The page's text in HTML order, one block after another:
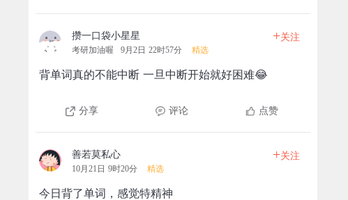
攒一口袋小星星
考研加油喔 9月2日 22时57分 精选
+关注
背单词真的不能中断 一旦中断开始就好困难😂
分享 评论 点赞
善若莫私心
10月21日 9时20分 精选
+关注
今日背了单词，感觉特精神